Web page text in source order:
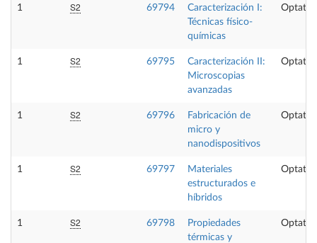
1 S2 69794
Caracterización I:
Técnicas físico-
químicas
1 S2 69795
Caracterización II:
Microscopias
avanzadas
1 S2 69796
Fabricación de
micro y
nanodispositivos
1 S2 69797
Materiales
estructurados e
híbridos
1 S2 69798
Propiedades
térmicas y